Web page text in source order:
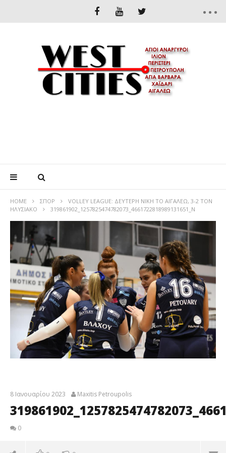
HOME ΣΠΟΡ
VOLLEY LEAGUE: ΔΕΥΤΕΡΗ ΝΙΚΗ ΤΟ ΑΙΓΑΛΕΩ, 3-2 ΤΟΝ
ΗΛΥΣΙΑΚΟ
319861902_1257825474782073_4661722818989131651_N
8 Ιανουαρίου 2023 Maxitis Petroupolis
0